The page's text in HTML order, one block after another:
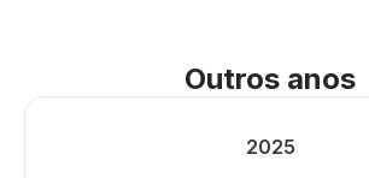
Outros anos
2025